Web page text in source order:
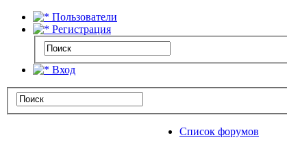
Пользователи
Регистрация
Вход
Список форумов